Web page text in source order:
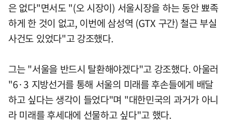
은 없다"면서도 "(오 시장이) 서울시장을 하는 동안 뾰족
하게 한 것이 없고, 이번에 삼성역 (GTX 구간) 철근 부실
사건도 있었다"고 강조했다.
그는 "서울을 반드시 탈환해야겠다"고 강조했다. 아울러
"6·3 지방선거를 통해 서울의 미래를 후손들에게 배달
하고 싶다는 생각이 들었다"며 "대한민국의 과거가 아니
라 미래를 후세대에 선물하고 싶다"고 했다.